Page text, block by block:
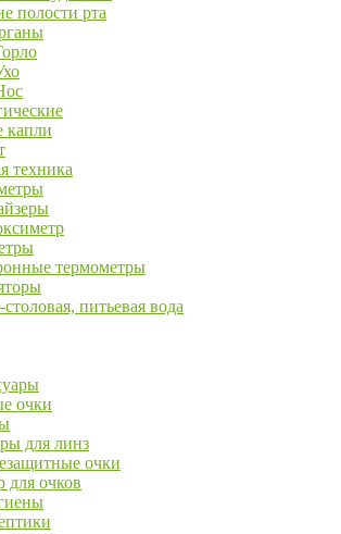
полости рта
техника
термометры
питьевая вода
очки
для линз
очки
для очков